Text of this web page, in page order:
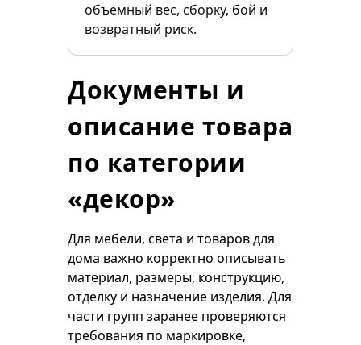
объемный вес, сборку, бой и
возвратный риск.
Документы и
описание товара
по категории
«декор»
Для мебели, света и товаров для
дома важно корректно описывать
материал, размеры, конструкцию,
отделку и назначение изделия. Для
части групп заранее проверяются
требования по маркировке,